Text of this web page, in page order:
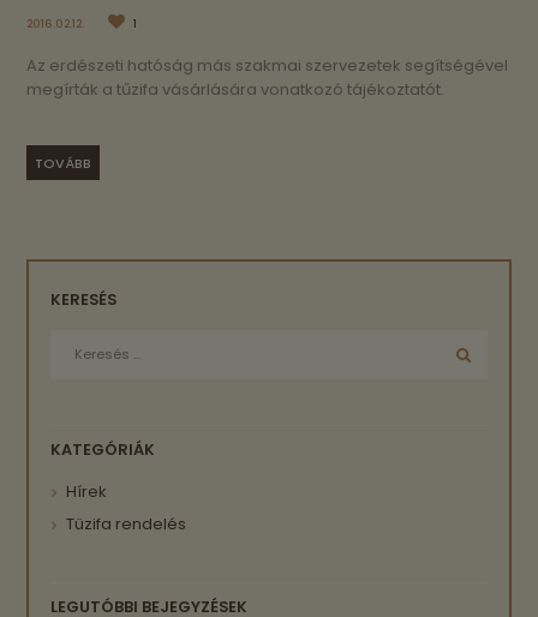
2016.02.12. 1
Az erdészeti hatóság más szakmai szervezetek segítségével
megírták a tűzifa vásárlására vonatkozó tájékoztatót.
TOVÁBB
KERESÉS
KATEGÓRIÁK
Hírek
Tüzifa rendelés
LEGUTÓBBI BEJEGYZÉSEK